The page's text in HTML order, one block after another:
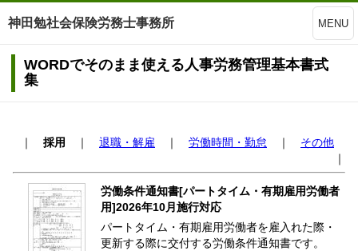
神田勉社会保険労務士事務所 MENU
WORDでそのまま使える人事労務管理基本書式
集
｜ 採用 ｜ 退職・解雇 ｜ 労働時間・勤怠 ｜ その他
｜
労働条件通知書[パートタイム・有期雇用労働者
用]2026年10月施行対応
パートタイム・有期雇用労働者を雇入れた際・
更新する際に交付する労働条件通知書です。